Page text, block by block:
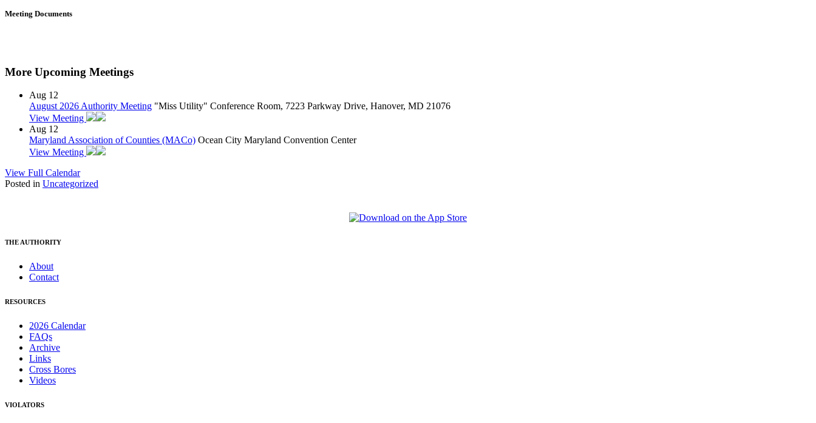
Meeting Documents
More Upcoming Meetings
Aug 12
August 2026 Authority Meeting "Miss Utility" Conference Room, 7223 Parkway Drive, Hanover, MD 21076
View Meeting
Aug 12
Maryland Association of Counties (MACo) Ocean City Maryland Convention Center
View Meeting
View Full Calendar
Posted in Uncategorized
THE AUTHORITY
About
Contact
RESOURCES
2026 Calendar
FAQs
Archive
Links
Cross Bores
Videos
VIOLATORS